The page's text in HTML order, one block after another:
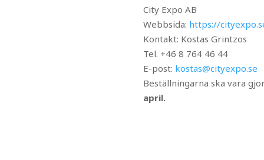
City Expo AB
Webbsida: https://
Kontakt: Kostas Grintzos
Tel. +46 8 764 46 44
E-post: kostas@cityexpo.se
Beställningarna ska vara
april.